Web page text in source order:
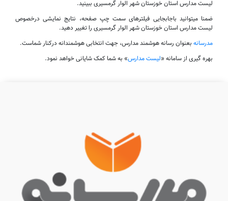
لیست مدارس استان خوزستان شهر الوار گرمسیری ببینید.
ضمنا میتوانید باجابجایی فیلترهای سمت چپ صفحه، نتایج نمایشی درخصوص
لیست مدارس استان خوزستان شهر الوار گرمسیری را تغییر دهید.
مدرسانه بعنوان رسانه هوشمند مدارس، جهت انتخابی هوشمندانه درکنار شماست.
بهره گیری از سامانه «لیست مدارس» به شما کمک شایانی خواهد نمود.